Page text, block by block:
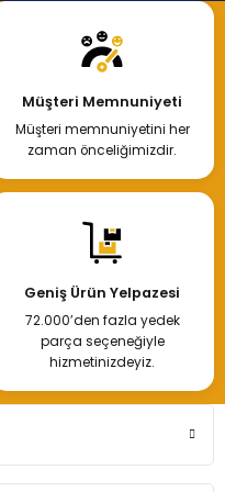
Müşteri Memnuniyeti
Müşteri memnuniyetini her
zaman önceliğimizdir.
Geniş Ürün Yelpazesi
72.000’den fazla yedek
parça seçeneğiyle
hizmetinizdeyiz.